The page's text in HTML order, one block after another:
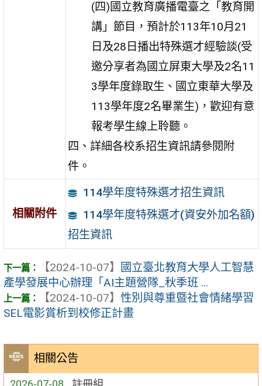
相關公告
(四)國立教育廣播電臺之「教育開
講」節目，預計於113年10月21
日及28日播出特殊選才經驗談(受
邀分享者為國立屏東大學及2名11
3學年度錄取生、國立東華大學及
113學年度2名畢業生)，歡迎有意
報考學生線上聆聽。
四、詳細各校系招生資訊請參閱附
件。
相關附件
114學年度特殊選才招生資訊
114學年度特殊選才(資安外加名額)
招⽣資訊
【2024-10-07】
國立臺北教育大學人工智慧
產學發展中心辦理「AI主題營隊_秋季班 ...
【2024-10-07】 性別與尊重暨社會情緒學習
SEL電影賞析到校修正計畫